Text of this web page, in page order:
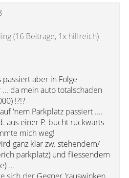
(16 Beiträge, 1x hilfreich)
aber in Folge
da mein auto totalschaden
!?!?
'nem Parkplatz passiert ....
aus einer P.-bucht rückwärts
mich weg!
ganz klar zw. stehendem/
parkplatz) und fliessendem
...